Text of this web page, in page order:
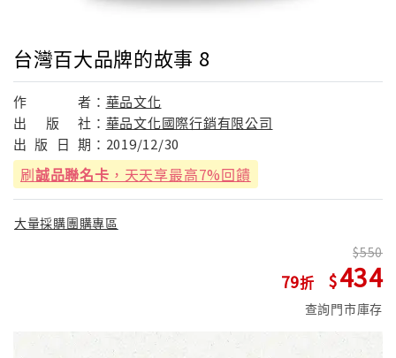
台灣百大品牌的故事 8
作 者： 華品文化
出
版 社： 華品文化國際行銷有限公司
出 版 日 期： 2019/12/30
刷誠品聯名卡 ，天天享最高7%回饋
大量採購團購專區
79
550
434
查詢門市庫存